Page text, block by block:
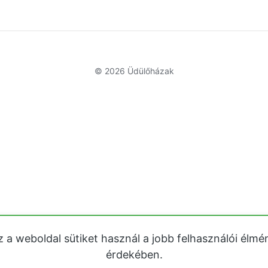
© 2026 Üdülőházak
a weboldal sütiket használ a jobb felhasználói
érdekében.